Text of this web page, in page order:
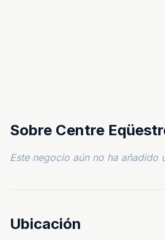
Sobre Centre
Este negocio aún no ha añadido
Ubicación